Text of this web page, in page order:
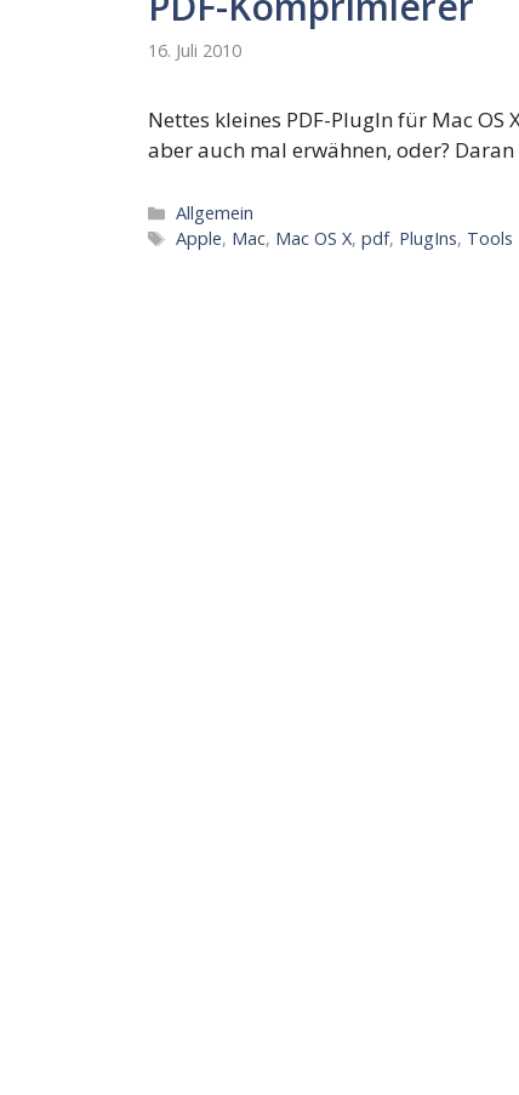
16. Juli 2010
Nettes kleines PDF-PlugIn für Mac
aber auch mal erwähnen, oder?
Kategorien
Allgemein
Schlagwörter
Apple, Mac, Mac OS X,pdf, PlugIns, Tools